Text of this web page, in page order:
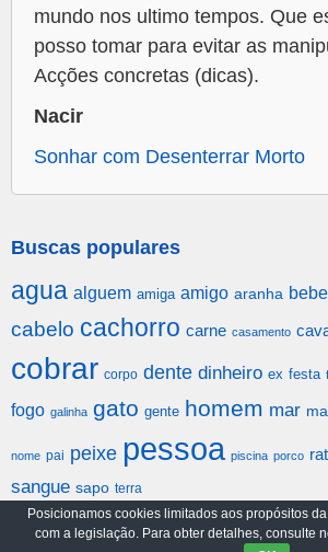
mundo nos ultimo tempos. Que
posso tomar para evitar as
Acções concretas (dicas).
Nacir
Sonhar com Desenterrar Morto
Buscas populares
agua alguem amiga amigo aranha
cabelo cachorro carne casamento
cobrar corpo dente dinheiro ex festa
fogo galinha gato gente homem mar
nome pai peixe pessoa piscina porco
sangue sapo terra
Arquivo Política de
Posicionamos cookies limitados aos propósitos
com a legislação. Para obter detalhes, consulte